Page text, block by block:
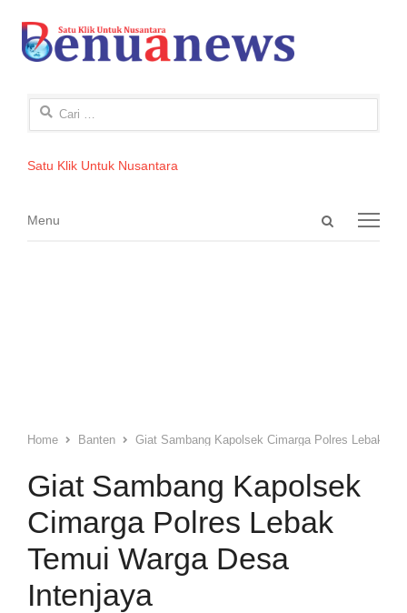
Cari
Satu Klik Untuk Nusantara
Open
Menu
Menu
Home Banten Giat Sambang Kapolsek Cimarga Polres Lebak
Giat Sambang Kapolsek
Cimarga Polres Lebak
Temui Warga Desa
Intenjaya